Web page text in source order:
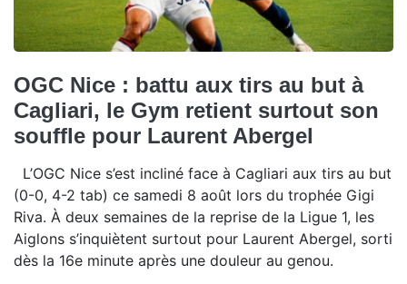
OGC Nice : battu aux tirs au but à
Cagliari, le Gym retient surtout son
souffle pour Laurent Abergel
L’OGC Nice s’est incliné face à Cagliari aux tirs au but
(0-0, 4-2 tab) ce samedi 8 août lors du trophée Gigi
Riva. À deux semaines de la reprise de la Ligue 1, les
Aiglons s’inquiètent surtout pour Laurent Abergel, sorti
dès la 16e minute après une douleur au genou.